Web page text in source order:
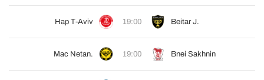
Hap T-Aviv 19:00 Beitar J.
Mac Netan. 19:00 Bnei Sakhnin